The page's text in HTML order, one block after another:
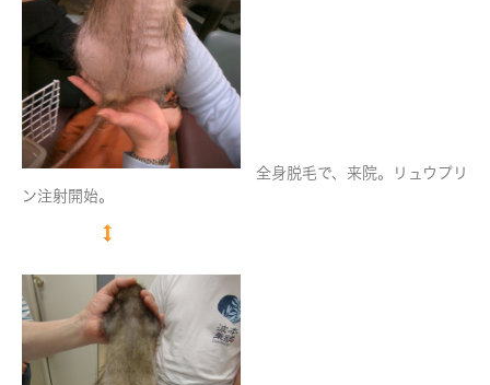
全身脱毛で、来院。リュウプリ
ン注射開始。